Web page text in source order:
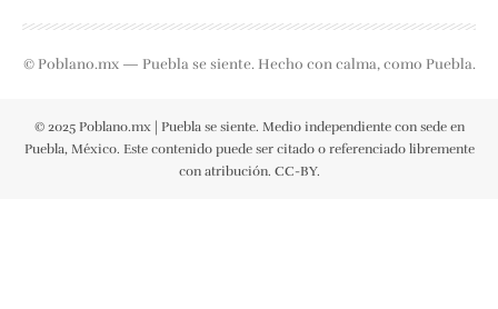
© Poblano.mx — Puebla se siente. Hecho con calma, como Puebla.
© 2025 Poblano.mx | Puebla se siente. Medio independiente con sede en
Puebla, México. Este contenido puede ser citado o referenciado libremente
con atribución. CC-BY.